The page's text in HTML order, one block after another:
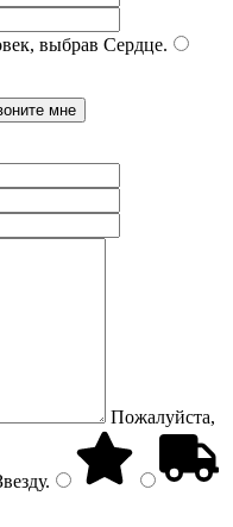
выбрав Сердце.
Пожалуйста,
.